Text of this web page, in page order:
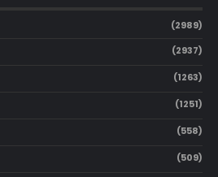
(2989)
(2937)
(1263)
(1251)
(558)
(509)